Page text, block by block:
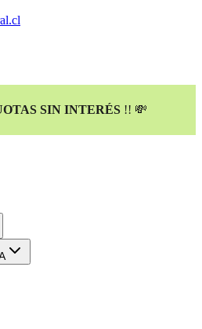
SIN INTERÉS !! 💸